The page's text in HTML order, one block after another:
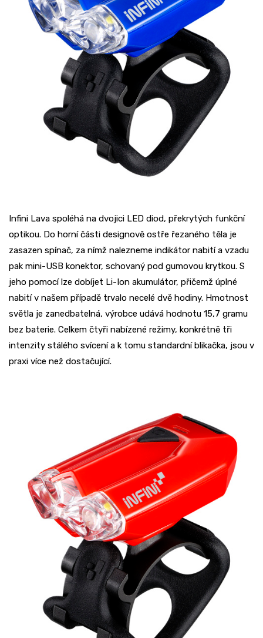
Infini Lava spoléhá na dvojici LED diod, překrytých funkční
optikou. Do horní části designově ostře řezaného těla je
zasazen spínač, za nímž nalezneme indikátor nabití a vzadu
pak mini-USB konektor, schovaný pod gumovou krytkou. S
jeho pomocí lze dobíjet Li-Ion akumulátor, přičemž úplné
nabití v našem případě trvalo necelé dvě hodiny. Hmotnost
světla je zanedbatelná, výrobce udává hodnotu 15,7 gramu
bez baterie. Celkem čtyři nabízené režimy, konkrétně tři
intenzity stálého svícení a k tomu standardní blikačka, jsou v
praxi více než dostačující.